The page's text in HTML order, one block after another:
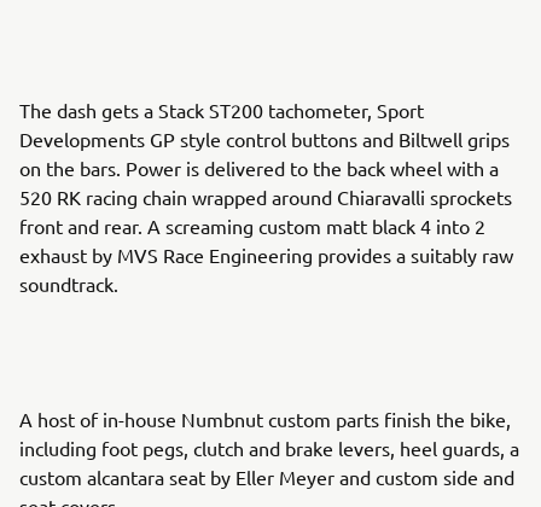
The dash gets a Stack ST200 tachometer, Sport
Developments GP style control buttons and Biltwell grips
on the bars. Power is delivered to the back wheel with a
520 RK racing chain wrapped around Chiaravalli sprockets
front and rear. A screaming custom matt black 4 into 2
exhaust by MVS Race Engineering provides a suitably raw
soundtrack.
A host of in-house Numbnut custom parts finish the bike,
including foot pegs, clutch and brake levers, heel guards, a
custom alcantara seat by Eller Meyer and custom side and